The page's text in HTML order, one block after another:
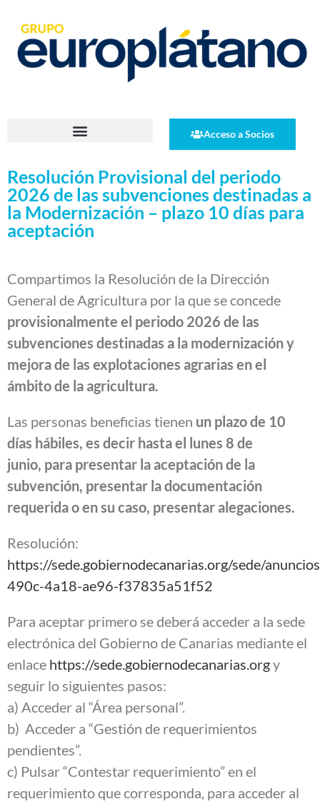
Acceso a Socios
Resolución Provisional del periodo
2026 de las subvenciones destinadas a
la Modernización – plazo 10 días para
aceptación
Compartimos la Resolución de la Dirección
General de Agricultura por la que se concede
provisionalmente el periodo 2026 de las
subvenciones destinadas a la modernización y
mejora de las explotaciones agrarias en el
ámbito de la agricultura.
Las personas beneficias tienen un plazo de 10
días hábiles, es decir hasta el lunes 8 de
junio, para presentar la aceptación de la
subvención, presentar la documentación
requerida o en su caso, presentar alegaciones.
Resolución:
https://sede.gobiernodecanarias.org/sede/
490c-4a18-ae96-f37835a51f52
Para aceptar primero se deberá acceder a la sede
electrónica del Gobierno de Canarias mediante el
enlace https://sede.gobiernodecanarias.orgy
seguir lo siguientes pasos:
a) Acceder al “Área personal”.
b) Acceder a “Gestión de requerimientos
pendientes”.
c) Pulsar “Contestar requerimiento” en el
requerimiento que corresponda, para acceder al